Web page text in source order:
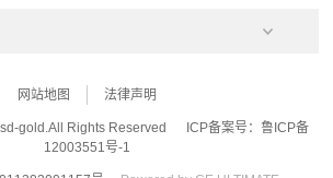
网站地图 法律声明
gold.All Rights Reserved
ICP备案号：鲁ICP备
12003551号-1